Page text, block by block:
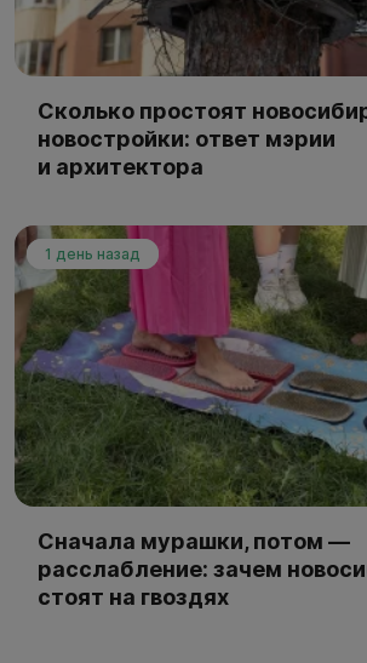
Сколько простоят
новостройки: ответ мэрии
и архитектора
1 день назад
Сначала мурашки, потом —
расслабление: зачем
стоят на гвоздях